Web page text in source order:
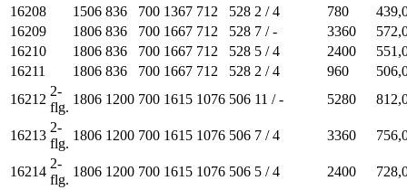
16208
1506 836 700 1367 712 528 2 / 4 780
16209
1806 836 700 1667 712 528 7 / - 3360
16210
1806 836 700 1667 712 528 5 / 4 2400
16211
1806 836 700 1667 712 528 2 / 4 960
16212
2-
flg.
1806 1200 700 1615 1076 506 11 / - 5280
16213
2-
flg.
1806 1200 700 1615 1076 506 7 / 4 3360
16214
2-
flg.
1806 1200 700 1615 1076 506 5 / 4 2400